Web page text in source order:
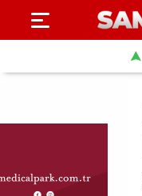
SAYFA
HABER